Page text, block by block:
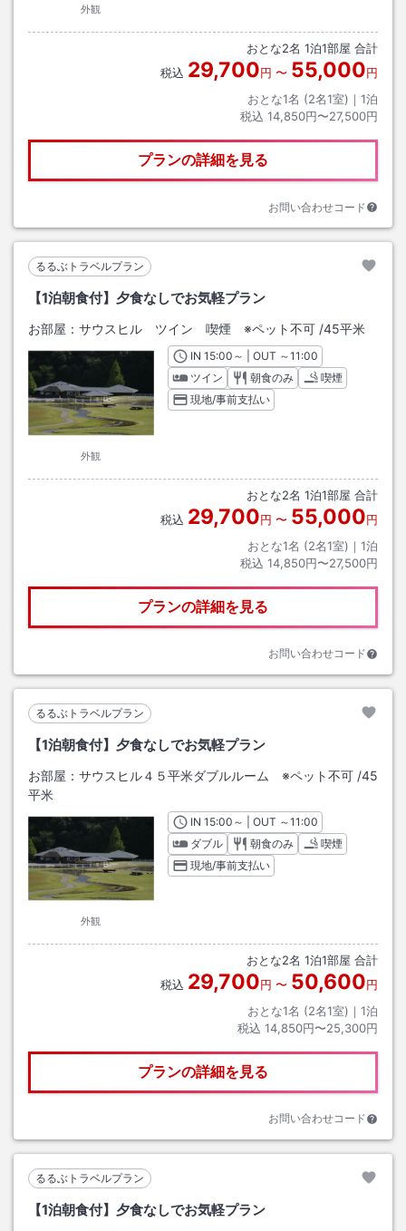
外観
おとな2名 1泊1部屋 合計
税込 29,700円 〜 55,000円
おとな1名 (2名1室)｜ 1泊
税込 14,850円〜27,500円
プランの詳細を見る
お問い合わせコード
るるぶトラベルプラン
【1泊朝食付】夕食なしでお気軽プラン
お部屋： サウスヒル ツイン 喫煙 ※ペット不可 /45平米
外観
INチェックイン
15:00 ～ | OUT チェックアウト
～11:00
ツイン
朝食のみ
喫煙
現地/事前支払い
おとな2名 1泊1部屋 合計
税込 29,700円 〜 55,000円
おとな1名 (2名1室)｜ 1泊
税込 14,850円〜27,500円
プランの詳細を見る
お問い合わせコード
るるぶトラベルプラン
【1泊朝食付】夕食なしでお気軽プラン
お部屋： サウスヒル４５平米ダブルルーム ※ペット不可 /45
平米
外観
INチェックイン
15:00 ～ | OUT チェックアウト
～11:00
ダブル
朝食のみ
喫煙
現地/事前支払い
おとな2名 1泊1部屋 合計
税込 29,700円 〜 50,600円
おとな1名 (2名1室)｜ 1泊
税込 14,850円〜25,300円
プランの詳細を見る
お問い合わせコード
るるぶトラベルプラン
【1泊朝食付】夕食なしでお気軽プラン